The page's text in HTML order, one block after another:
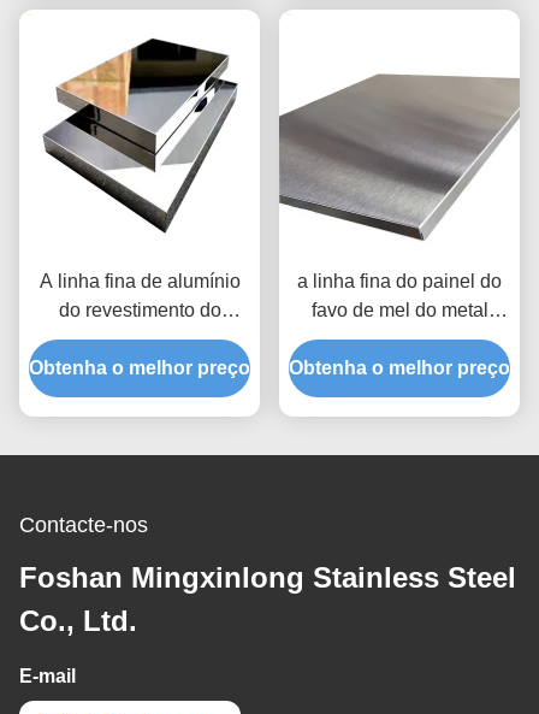
A linha fina de alumínio
do revestimento do
espelho PVD do teto 10K
do painel de sanduíche
do favo de mel de 30MM
Obtenha o melhor preço
a linha fina do painel do
favo de mel do metal
SS304 de 20mm escovou
a parte traseira de
alumínio de Beadblasting
Obtenha o melhor preço
Contacte-nos
Foshan Mingxinlong Stainless Steel
Co., Ltd.
E-mail